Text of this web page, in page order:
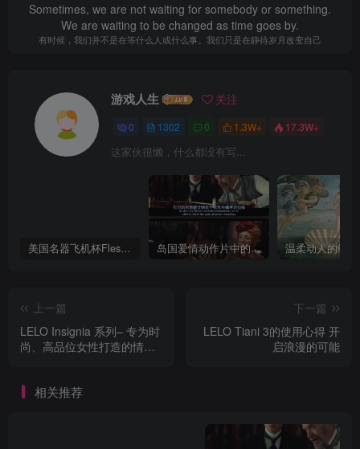
Sometimes, we are not waiting for somebody or something.
We are waiting to be changed as time goes by.
有时候，我们并不是在等什么人或什么事。我们只是在静待岁月改变自己
游戏人生 关注
0 1302 0 1.3W+ 17.3W+
这家伙很懒，什么都没有写...
美国名器飞机杯Fleshlight 【Quickshot-Vantage 双头飞机杯】完全评测 岛国爱情动作片中的AV棒到底有多猛？成人用品震动棒的发展史！
上一篇
LELO Insignia 系列– 专为时
尚、高品位女性打造的情趣
下一篇
LELO Tiani 3的使用心得 开
启浪漫的可能
相关推荐